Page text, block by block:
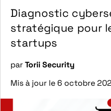
Diagnostic
stratégique pour
startups
parTorii Security
Mis à jour le 6 octobre